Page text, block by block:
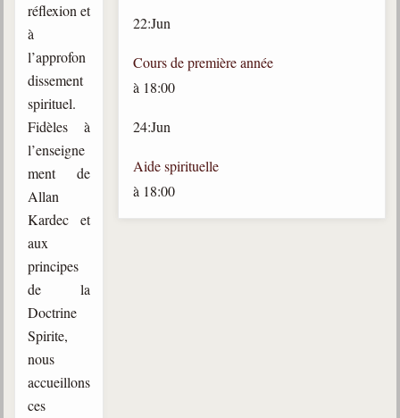
Consultez les réponses
Posez votre question
Galerie
Photos et vidéoscope
Vidéoscope
Filmothèque
Vidéos courtes de Divaldo
Liens spirites
Centres spirites
réflexion et
à
l’approfon
dissement
spirituel.
Fidèles à
l’enseigne
ment de
Allan
Kardec et
aux
principes
de la
Doctrine
Spirite,
nous
accueillons
ces
22:Jun
Cours de première année
à 18:00
24:Jun
Aide spirituelle
à 18:00